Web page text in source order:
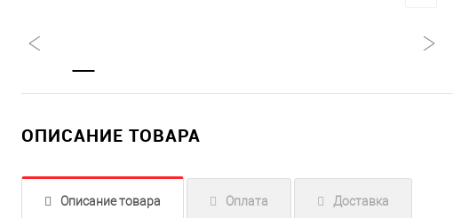
ОПИСАНИЕ ТОВАРА
Описание товара Оплата Доставка